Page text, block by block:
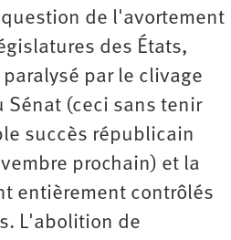
de l'avortement
des États,
par le clivage
Sénat (ceci sans tenir
succès républicain
prochain) et la
entièrement contrôlés
L'abolition de